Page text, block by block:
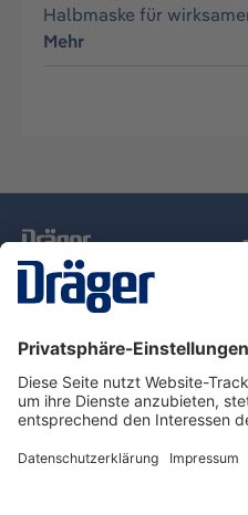
Halbmaske für
Mehr
Service-Hotline
Über Dräger
Informationen